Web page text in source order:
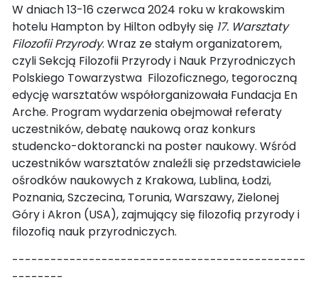
W dniach 13-16 czerwca 2024 roku w krakowskim
hotelu Hampton by Hilton odbyły się 17. Warsztaty
Filozofii Przyrody. Wraz ze stałym organizatorem,
czyli Sekcją Filozofii Przyrody i Nauk Przyrodniczych
Polskiego Towarzystwa Filozoficznego, tegoroczną
edycję warsztatów współorganizowała Fundacja En
Arche. Program wydarzenia obejmował referaty
uczestników, debatę naukową oraz konkurs
studencko-doktorancki na poster naukowy. Wśród
uczestników warsztatów znaleźli się przedstawiciele
ośrodków naukowych z Krakowa, Lublina, Łodzi,
Poznania, Szczecina, Torunia, Warszawy, Zielonej
Góry i Akron (USA), zajmujący się filozofią przyrody i
filozofią nauk przyrodniczych.
----------------------------------------------
--------